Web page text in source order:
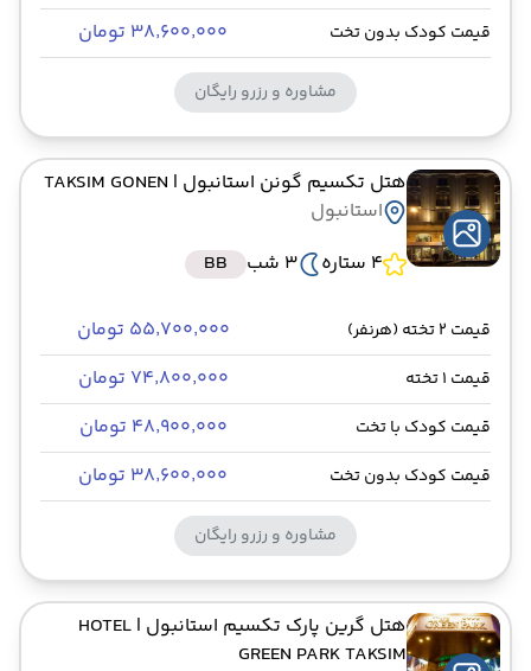
قیمت کودک بدون تخت ۳۸٬۶۰۰٬۰۰۰ تومان
مشاوره و رزرو رایگان
هتل تکسیم گونن استانبول | TAKSIM GONEN
استانبول
4 ستاره
3 شب BB
قیمت 2 تخته (هرنفر) ۵۵٬۷۰۰٬۰۰۰ تومان
قیمت 1 تخته ۷۴٬۸۰۰٬۰۰۰ تومان
قیمت کودک با تخت ۴۸٬۹۰۰٬۰۰۰ تومان
قیمت کودک بدون تخت ۳۸٬۶۰۰٬۰۰۰ تومان
مشاوره و رزرو رایگان
هتل گرین پارک تکسیم استانبول | HOTEL
GREEN PARK TAKSIM